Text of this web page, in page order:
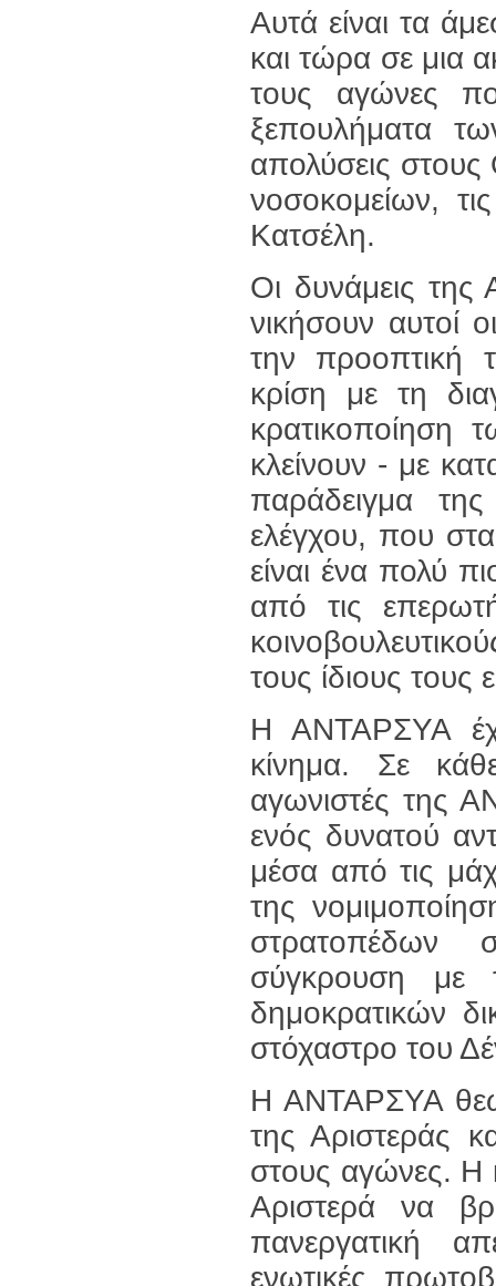
Αυτά είναι τα
και τώρα σε μια
τους αγώνες
ξεπουλήματα
απολύσεις στους
νοσοκομείων,
Κατσέλη.
Οι δυνάμεις
νικήσουν αυτοί
την προοπτική
κρίση με τη
κρατικοποίηση
κλείνουν - με
παράδειγμα
ελέγχου, που
είναι ένα πολύ
από τις
τους ίδιους τους
Η ΑΝΤΑΡΣΥΑ
κίνημα. Σε
αγωνιστές της
ενός δυνατού
μέσα από τις
της
στρατοπέδων
σύγκρουση με
δημοκρατικών
στόχαστρο του
Η ΑΝΤΑΡΣΥΑ
της Αριστεράς
στους αγώνες. Η
Αριστερά να
πανεργατική
ενωτικές